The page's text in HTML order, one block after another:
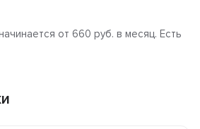
от 660 руб. в месяц. Есть